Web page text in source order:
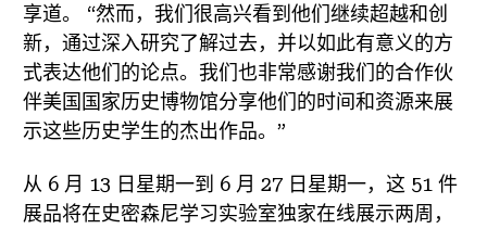
享道。 “然而，我们很高兴看到他们继续超越和创
新，通过深入研究了解过去，并以如此有意义的方
式表达他们的论点。我们也非常感谢我们的合作伙
伴美国国家历史博物馆分享他们的时间和资源来展
示这些历史学生的杰出作品。”
从 6 月 13 日星期一到 6 月 27 日星期一，这 51 件
展品将在史密森尼学习实验室独家在线展示两周，